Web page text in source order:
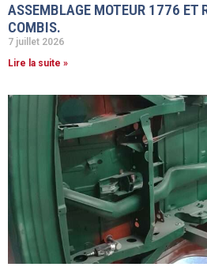
ASSEMBLAGE MOTEUR 1776 ET
COMBIS.
7 juillet 2026
Lire la suite »